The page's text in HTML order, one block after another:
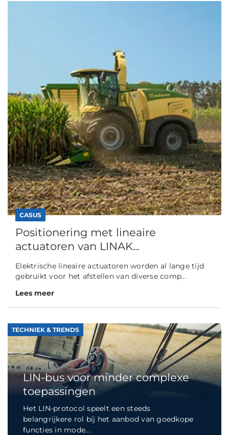
CASUS
Positionering met lineaire
actuatoren van LINAK...
Elektrische lineaire actuatoren worden al lange tijd
gebruikt voor het afstellen van diverse comp...
Lees meer
TECHNIEK & TRENDS
LIN-bus voor minder complexe
toepassingen
Het LIN-protocol speelt een steeds
belangrijkere rol bij het aanbod van goedkope
functies in mode...